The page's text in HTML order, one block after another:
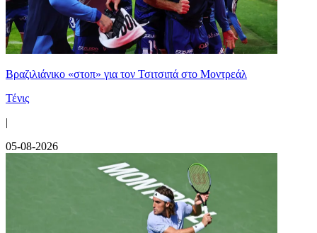
Βραζιλιάνικο «στοπ» για τον Τσιτσιπά στο Μοντρεάλ
Τένις
|
05-08-2026